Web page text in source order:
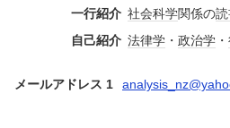
一行紹介 社会科学関係の
自己紹介 法律学 ・ 政治学 ・
メールアドレス 1